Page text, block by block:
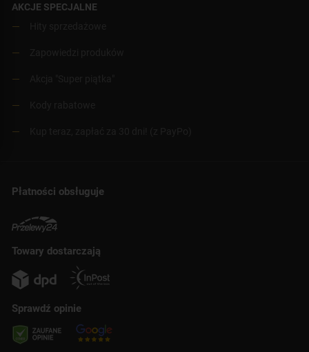
AKCJE SPECJALNE
Płatności obsługuje
Towary dostarczają
Sprawdź opinie